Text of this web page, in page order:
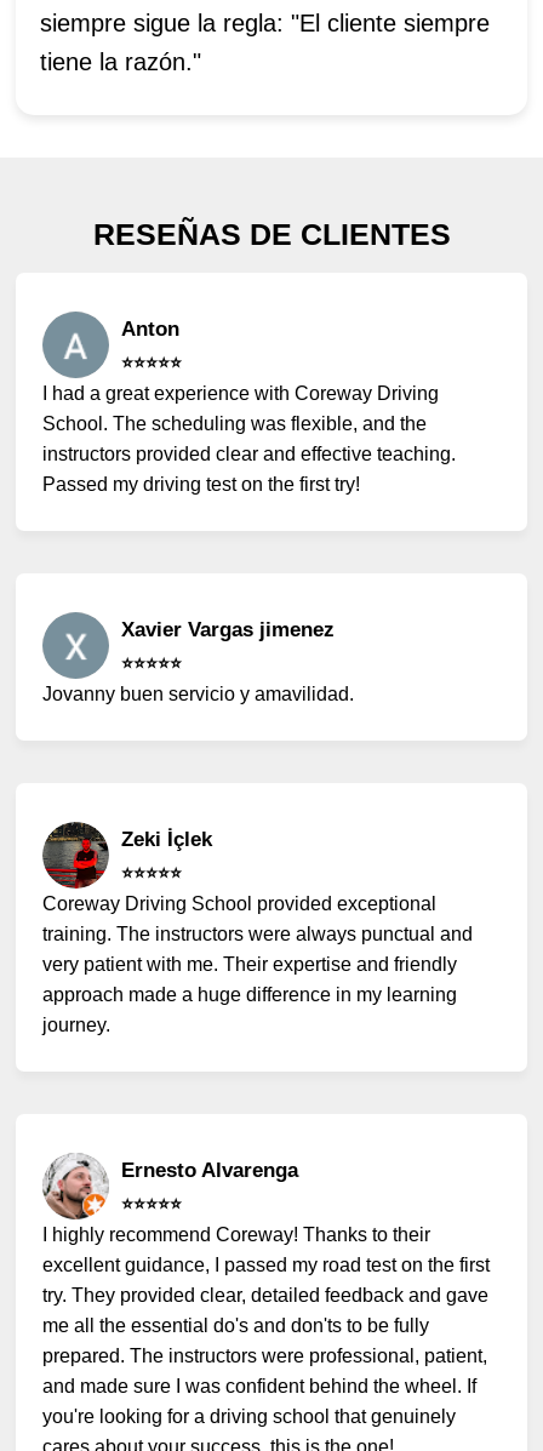
siempre sigue la regla: "El cliente siempre
tiene la razón."
RESEÑAS DE CLIENTES
Anton
⭐️⭐️⭐️⭐️⭐️
I had a great experience with Coreway Driving
School. The scheduling was flexible, and the
instructors provided clear and effective teaching.
Passed my driving test on the first try!
Xavier Vargas jimenez
⭐️⭐️⭐️⭐️⭐️
Jovanny buen servicio y amavilidad.
Zeki İçlek
⭐️⭐️⭐️⭐️⭐️
Coreway Driving School provided exceptional
training. The instructors were always punctual and
very patient with me. Their expertise and friendly
approach made a huge difference in my learning
journey.
Ernesto Alvarenga
⭐️⭐️⭐️⭐️⭐️
I highly recommend Coreway! Thanks to their
excellent guidance, I passed my road test on the first
try. They provided clear, detailed feedback and gave
me all the essential do's and don'ts to be fully
prepared. The instructors were professional, patient,
and made sure I was confident behind the wheel. If
you're looking for a driving school that genuinely